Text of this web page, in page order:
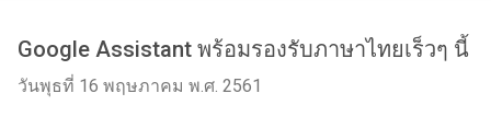
Google Assistant พร้อมรองรับภาษาไทยเร็วๆ นี้
วันพุธที่ 16 พฤษภาคม พ.ศ. 2561